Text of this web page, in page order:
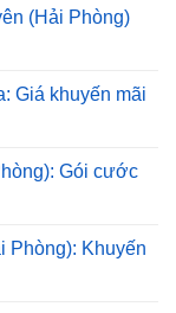
(Hải Phòng)
Giá khuyến mãi
Gói cước
Phòng): Khuyến